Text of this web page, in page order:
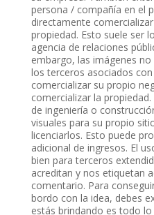
persona / compañía en el
directamente
propiedad. Esto suele ser
agencia de relaciones
embargo, las imágenes
los terceros asociados
comercializar su propio
comercializar la
de ingeniería o
visuales para su propio
licenciarlos. Esto puede
adicional de ingresos. El
bien para terceros
acreditan y nos etiquetan
comentario. Para
bordo con la idea, debes
estás brindando es todo